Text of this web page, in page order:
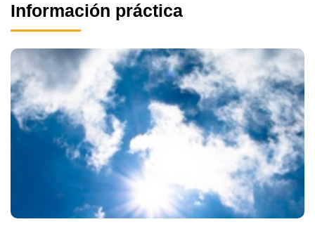
Información práctica